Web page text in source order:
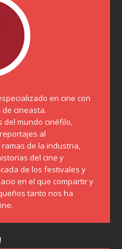
en cine con
cineasta.
del mundo cinéfilo,
al
de la industria,
del cine y
de los festivales y
en el que compartir y
tanto nos ha